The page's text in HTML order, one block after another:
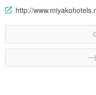
http://
一